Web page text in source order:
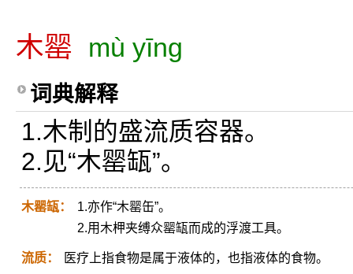
木罂 mù yīng
词典解释
1.木制的盛流质容器。
2.见“木罂缻”。
木罂缻：
1.亦作“木罂缶”。
2.用木柙夹缚众罂缻而成的浮渡工具。
流质： 医疗上指食物是属于液体的，也指液体的食物。